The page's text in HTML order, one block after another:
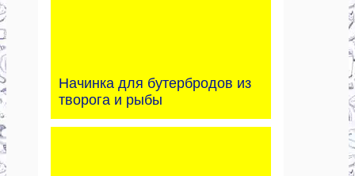
Начинка для бутербродов из
творога и рыбы